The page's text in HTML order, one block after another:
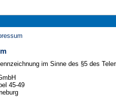
im Sinne des §5 des
45-49